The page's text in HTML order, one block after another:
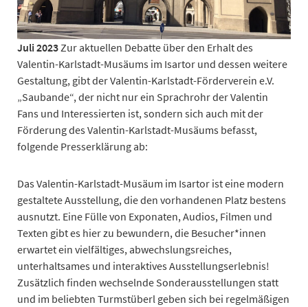
Juli 2023 Zur aktuellen Debatte über den Erhalt des
Valentin-Karlstadt-Musäums im Isartor und dessen weitere
Gestaltung, gibt der Valentin-Karlstadt-Förderverein e.V.
„Saubande“, der nicht nur ein Sprachrohr der Valentin
Fans und Interessierten ist, sondern sich auch mit der
Förderung des Valentin-Karlstadt-Musäums befasst,
folgende Presserklärung ab:
Das Valentin-Karlstadt-Musäum im Isartor ist eine modern
gestaltete Ausstellung, die den vorhandenen Platz bestens
ausnutzt. Eine Fülle von Exponaten, Audios, Filmen und
Texten gibt es hier zu bewundern, die Besucher*innen
erwartet ein vielfältiges, abwechslungsreiches,
unterhaltsames und interaktives Ausstellungserlebnis!
Zusätzlich finden wechselnde Sonderausstellungen statt
und im beliebten Turmstüberl geben sich bei regelmäßigen